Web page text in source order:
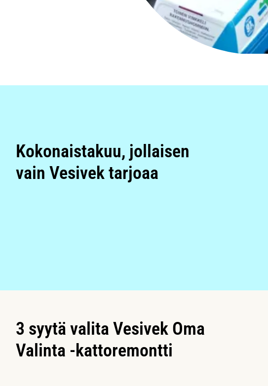
Kokonaistakuu, jollaisen
vain Vesivek tarjoaa
3 syytä valita Vesivek Oma
Valinta -kattoremontti